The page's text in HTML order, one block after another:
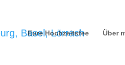
Eure Hochzeitsfee Über